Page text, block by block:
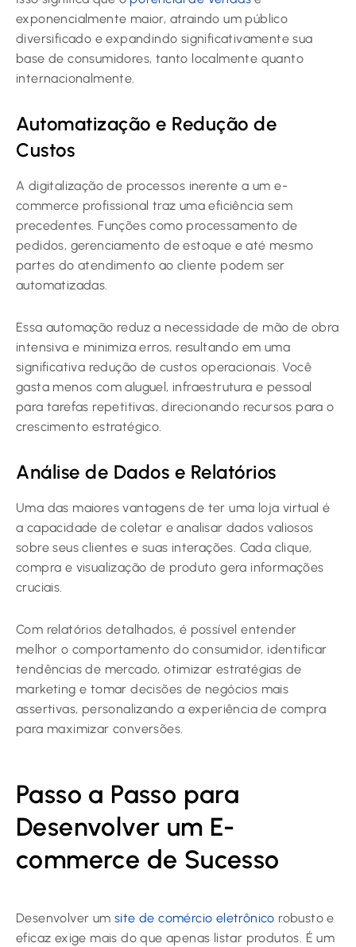
exponencialmente maior, atraindo um público
diversificado e expandindo significativamente sua
base de consumidores, tanto localmente quanto
internacionalmente.
Automatização e Redução de
Custos
A digitalização de processos inerente a um e-
commerce profissional traz uma eficiência sem
precedentes. Funções como processamento de
pedidos, gerenciamento de estoque e até mesmo
partes do atendimento ao cliente podem ser
automatizadas.
Essa automação reduz a necessidade de mão de obra
intensiva e minimiza erros, resultando em uma
significativa redução de custos operacionais. Você
gasta menos com aluguel, infraestrutura e pessoal
para tarefas repetitivas, direcionando recursos para o
crescimento estratégico.
Análise de Dados e Relatórios
Uma das maiores vantagens de ter uma loja virtual é
a capacidade de coletar e analisar dados valiosos
sobre seus clientes e suas interações. Cada clique,
compra e visualização de produto gera informações
cruciais.
Com relatórios detalhados, é possível entender
melhor o comportamento do consumidor, identificar
tendências de mercado, otimizar estratégias de
marketing e tomar decisões de negócios mais
assertivas, personalizando a experiência de compra
para maximizar conversões.
Passo a Passo para
Desenvolver um E-
commerce de Sucesso
Desenvolver umsite de comércio eletrônico robusto e
eficaz exige mais do que apenas listar produtos. É um